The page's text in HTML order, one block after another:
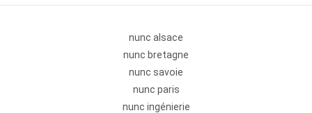
nunc alsace
nunc bretagne
nunc savoie
nunc paris
nunc ingénierie